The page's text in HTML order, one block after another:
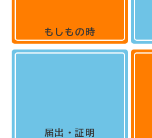
もしもの時
届出・証明